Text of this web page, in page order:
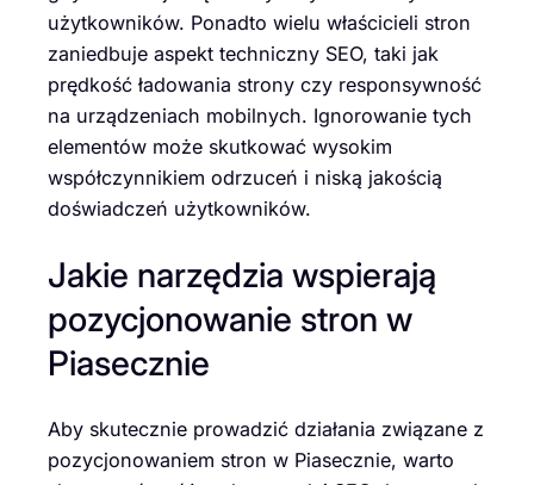
użytkowników. Ponadto wielu właścicieli stron
zaniedbuje aspekt techniczny SEO, taki jak
prędkość ładowania strony czy responsywność
na urządzeniach mobilnych. Ignorowanie tych
elementów może skutkować wysokim
współczynnikiem odrzuceń i niską jakością
doświadczeń użytkowników.
Jakie narzędzia wspierają
pozycjonowanie stron w
Piasecznie
Aby skutecznie prowadzić działania związane z
pozycjonowaniem stron w Piasecznie, warto